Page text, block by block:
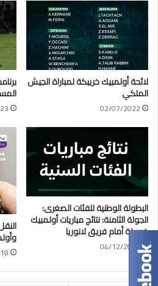
لائحة أولمبيك خريبكة لمباراة الجيش
الملكي
02/07/2022
البطولة الوطنية للفئات الصغرى:
الجولة الثامنة: نتائج مباريات أولمبيك
خريبكة أمام فريق لانوريا
04/12/2023